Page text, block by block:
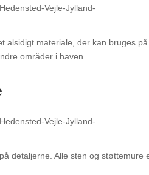
alsidigt materiale, der kan bruges
områder i haven.
detaljerne. Alle sten og støttemure